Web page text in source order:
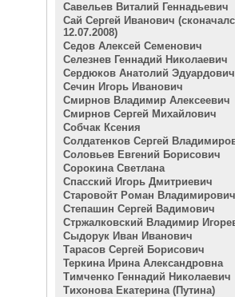
Савельев Виталий Геннадьевич
Сай Сергей Иванович
12.07.2008)
Седов Алексей Семенович
Селезнев Геннадий Николаевич
Сердюков Анатолий Эдуардович
Сечин Игорь Иванович
Смирнов Владимир Алексеевич
Смирнов Сергей Михайлович
Собчак Ксения
Солдатенков Сергей
Соловьев Евгений Борисович
Сорокина Светлана
Спасский Игорь Дмитриевич
Старовойт Роман Владимирович
Степашин Сергей Вадимович
Стржалковский Владимир
Сыдорук Иван Иванович
Тарасов Сергей Борисович
Теркина Ирина Александровна
Тимченко Геннадий Николаевич
Тихонова Екатерина (Путина)